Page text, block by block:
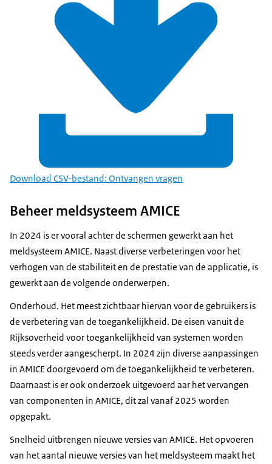
Download CSV-bestand: Ontvangen vragen
Beheer meldsysteem AMICE
In 2024 is er vooral achter de schermen gewerkt aan het
meldsysteem AMICE. Naast diverse verbeteringen voor het
verhogen van de stabiliteit en de prestatie van de applicatie, is
gewerkt aan de volgende onderwerpen.
Onderhoud. Het meest zichtbaar hiervan voor de gebruikers is
de verbetering van de toegankelijkheid. De eisen vanuit de
Rijksoverheid voor toegankelijkheid van systemen worden
steeds verder aangescherpt. In 2024 zijn diverse aanpassingen
in AMICE doorgevoerd om de toegankelijkheid te verbeteren.
Daarnaast is er ook onderzoek uitgevoerd aar het vervangen
van componenten in AMICE, dit zal vanaf 2025 worden
opgepakt.
Snelheid uitbrengen nieuwe versies van AMICE. Het opvoeren
van het aantal nieuwe versies van het meldsysteem maakt het